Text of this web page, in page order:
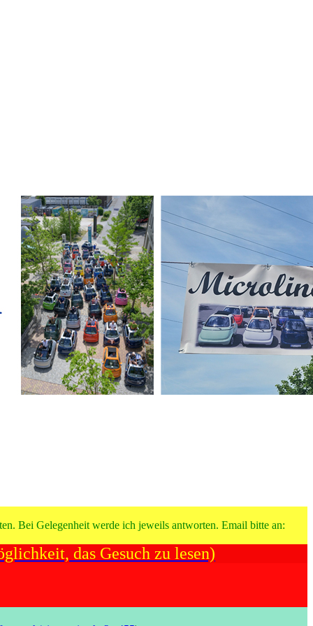
Bei Gelegenheit werde ich jeweils antworten. Email bitte an:
das Gesuch zu lesen)